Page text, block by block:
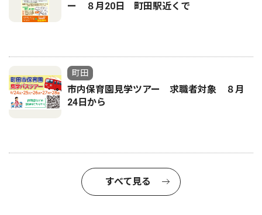
ー ８月20日 町田駅近くで
町田
市内保育園見学ツアー 求職者対象 ８月
24日から
すべて見る